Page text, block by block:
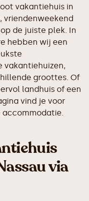
vakantiehuis in
vriendenweekend
de juiste plek. In
hebben wij een
vakantiehuizen,
groottes. Of
landhuis of een
vind je voor
accommodatie.
via